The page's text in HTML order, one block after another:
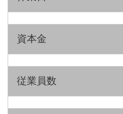
資本金
従業員数